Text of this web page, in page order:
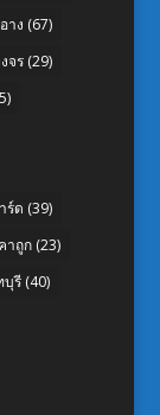
าง (67)
จร(29)
ร์ด (39)
าถูก(23)
บุรี(40)